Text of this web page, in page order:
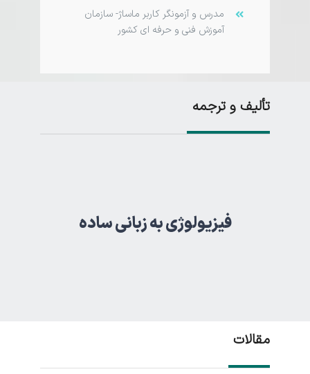
مدرس و آزمونگر کاربر ماساژ- سازمان
آموزش فنی و حرفه­ ای­ کشور
تألیف و ترجمه
فیزیولوژی به زبانی ساده
تألیف ۱۴۰۰
مقالات